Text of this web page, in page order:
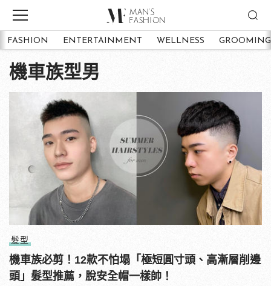
FASHION ENTERTAINMENT WELLNESS GROOMING
機車族型男
髮型
機車族必剪！12款不怕塌「極短圓寸頭、高漸層削邊
頭」髮型推薦，脫安全帽一樣帥！